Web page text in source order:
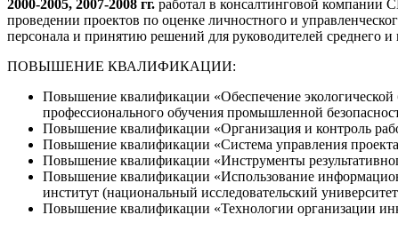
2000-2005, 2007-2008 гг. работал в консалтинговой компании
проведении проектов по оценке личностного и
персонала и принятию решений для руководителей среднего и
ПОВЫШЕНИЕ КВАЛИФИКАЦИИ:
Повышение квалификации «Обеспечение
профессионального обучения промышленной
Повышение квалификации «Организация и контроль
Повышение квалификации «Система управления
Повышение квалификации «Инструменты
Повышение квалификации «Использование
институт (национальный исследовательский
Повышение квалификации «Технологии организации